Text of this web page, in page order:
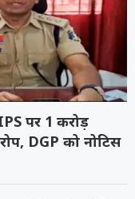
पर 1 करोड़
DGP को नोटिस